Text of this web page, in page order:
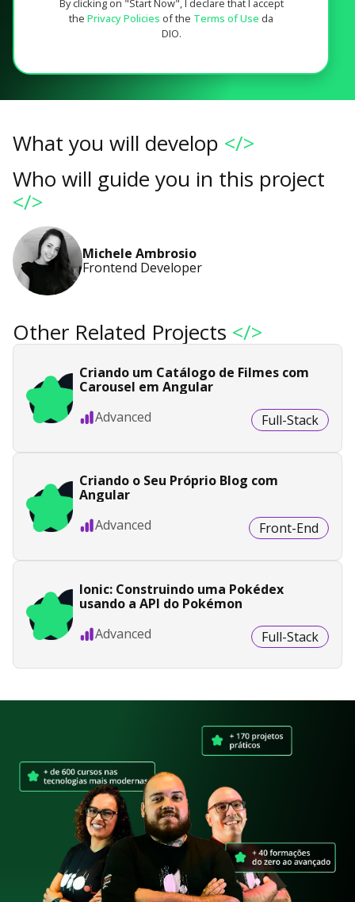
By clicking on "Start Now", I declare that I accept
the Privacy Policies of the Terms of Use da
DIO.
What you will develop </>
Who will guide you in this project
</>
Michele Ambrosio
Frontend Developer
Other Related Projects </>
Criando um Catálogo de Filmes com
Carousel em Angular
Advanced
Full-Stack
Criando o Seu Próprio Blog com
Angular
Advanced
Front-End
Ionic: Construindo uma Pokédex
usando a API do Pokémon
Advanced
Full-Stack